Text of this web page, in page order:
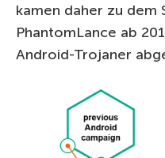
kamen daher zu dem
PhantomLance ab
Android-Trojaner